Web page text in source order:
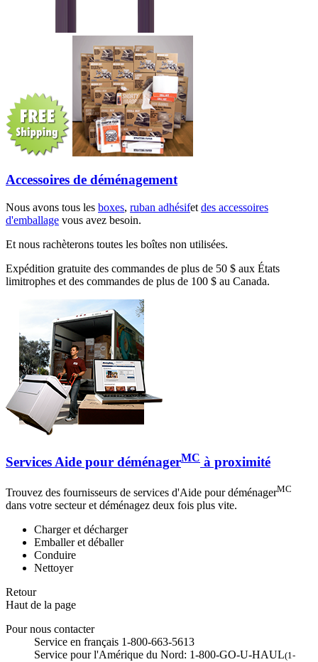
Accessoires de déménagement
Nous avons tous les boxes, ruban adhésifet des accessoires
d'emballage vous avez besoin.
Et nous rachèterons toutes les boîtes non utilisées.
Expédition gratuite des commandes de plus de 50 $ aux États
limitrophes et des commandes de plus de 100 $ au Canada.
Services Aide pour déménagerMC à proximité
Trouvez des fournisseurs de services d'Aide pour déménagerMC
dans votre secteur et déménagez deux fois plus vite.
Charger et décharger
Emballer et déballer
Conduire
Nettoyer
Retour
Haut de la page
Pour nous contacter
Service en français 1-800-663-5613
Service pour l'Amérique du Nord: 1-800-GO-U-HAUL(1-